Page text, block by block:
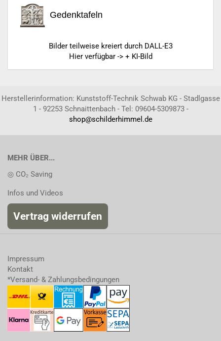
Gedenktafeln
Bilder teilweise kreiert durch DALL-E3
Hier verfügbar -> + KI-Bild
Herstellerinformation: Kunststoff-Technik Schwab KG - Stadlgasse
1 - 92253 Schnaittenbach - Tel: 09604-5309873 -
shop@schilderhimmel.de
MEHR ÜBER...
◎ CO₂ Saving
Infos und Videos
Vertrag widerrufen
Impressum
Kontakt
*Versand- & Zahlungsbedingungen